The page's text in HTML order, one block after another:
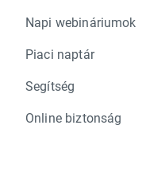
Napi webináriumok
Piaci naptár
Segítség
Online biztonság